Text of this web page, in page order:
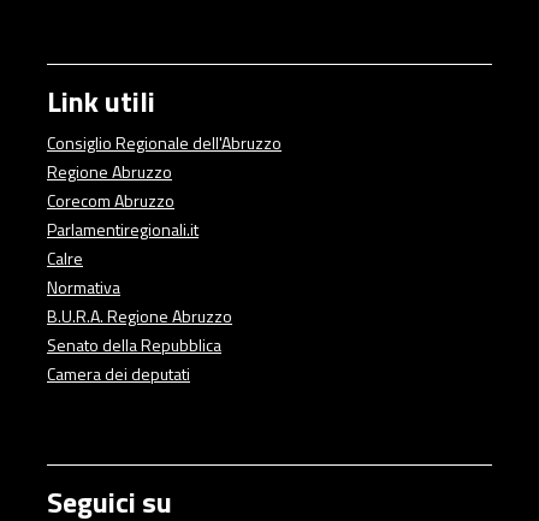
Link utili
Consiglio Regionale dell'Abruzzo
Regione Abruzzo
Corecom Abruzzo
Parlamentiregionali.it
Calre
Normativa
B.U.R.A. Regione Abruzzo
Senato della Repubblica
Camera dei deputati
Seguici su